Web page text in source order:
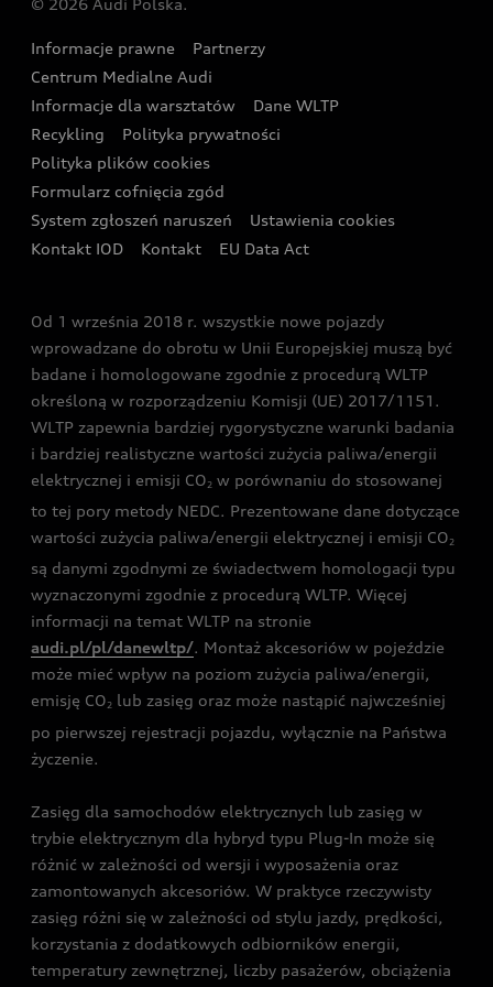
Wyszukaj najbliższego Partnera Audi
Oferta dla przedsiębiorców
Oferta dla klientów prywatnych
Kalkulator rat
Ubezpieczenie
Audi exclusive
Zasięg
Gwarancja
Akcje serwisowe Audi
Katalog online akcesoriów
Audi i Muzeum Sztuki Nowoczesnej w Warszawie
Audi driving experience
Audi quattro Cup
Audi i Puchar Świata w Skokach Narciarskich w
Zakopanem
© 2026 Audi Polska.
Informacje prawne
Partnerzy
Centrum Medialne Audi
Informacje dla warsztatów
Dane WLTP
Recykling
Polityka prywatności
Polityka plików cookies
Formularz cofnięcia zgód
System zgłoszeń naruszeń
Ustawienia cookies
Kontakt IOD
Kontakt EU Data Act
Od 1 września 2018 r. wszystkie nowe pojazdy
wprowadzane do obrotu w Unii Europejskiej muszą być
badane i homologowane zgodnie z procedurą WLTP
określoną w rozporządzeniu Komisji (UE) 2017/1151.
WLTP zapewnia bardziej rygorystyczne warunki badania
i bardziej realistyczne wartości zużycia paliwa/energii
elektrycznej i emisji CO2 w porównaniu do stosowanej
to tej pory metody NEDC. Prezentowane dane dotyczące
wartości zużycia paliwa/energii elektrycznej i emisji CO2
są danymi zgodnymi ze świadectwem homologacji typu
wyznaczonymi zgodnie z procedurą WLTP. Więcej
informacji na temat WLTP na stronie
audi.pl/pl/danewltp/. Montaż akcesoriów w pojeździe
może mieć wpływ na poziom zużycia paliwa/energii,
emisję CO2 lub zasięg oraz może nastąpić najwcześniej
po pierwszej rejestracji pojazdu, wyłącznie na Państwa
życzenie.
Zasięg dla samochodów elektrycznych lub zasięg w
trybie elektrycznym dla hybryd typu Plug-In może się
różnić w zależności od wersji i wyposażenia oraz
zamontowanych akcesoriów. W praktyce rzeczywisty
zasięg różni się w zależności od stylu jazdy, prędkości,
korzystania z dodatkowych odbiorników energii,
temperatury zewnętrznej, liczby pasażerów, obciążenia